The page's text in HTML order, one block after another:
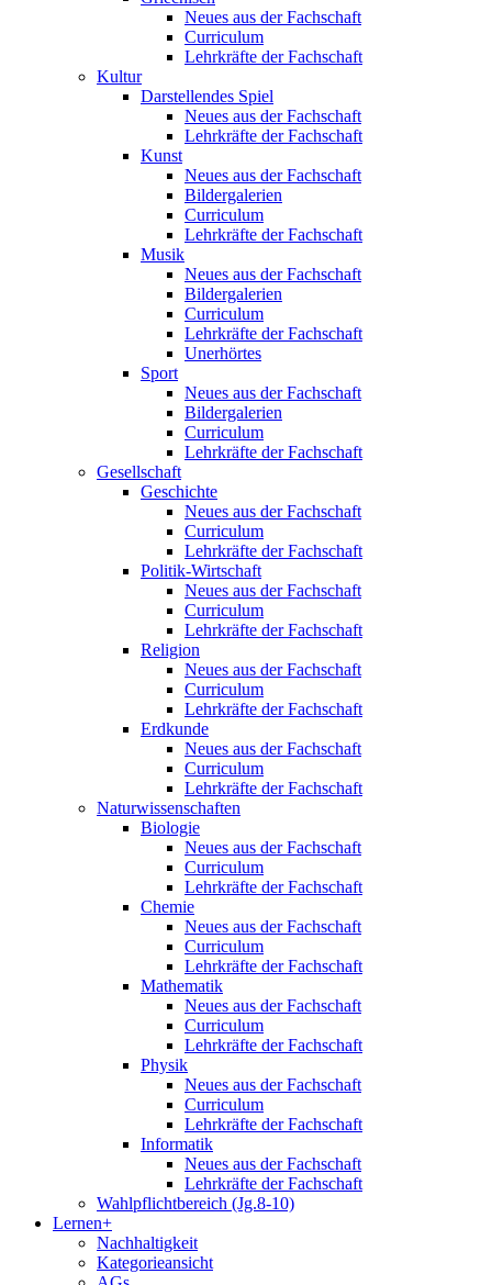
Neues aus der Fachschaft
Curriculum
Lehrkräfte der Fachschaft
Kultur
Darstellendes Spiel
Neues aus der Fachschaft
Lehrkräfte der Fachschaft
Kunst
Neues aus der Fachschaft
Bildergalerien
Curriculum
Lehrkräfte der Fachschaft
Musik
Neues aus der Fachschaft
Bildergalerien
Curriculum
Lehrkräfte der Fachschaft
Unerhörtes
Sport
Neues aus der Fachschaft
Bildergalerien
Curriculum
Lehrkräfte der Fachschaft
Gesellschaft
Geschichte
Neues aus der Fachschaft
Curriculum
Lehrkräfte der Fachschaft
Politik-Wirtschaft
Neues aus der Fachschaft
Curriculum
Lehrkräfte der Fachschaft
Religion
Neues aus der Fachschaft
Curriculum
Lehrkräfte der Fachschaft
Erdkunde
Neues aus der Fachschaft
Curriculum
Lehrkräfte der Fachschaft
Naturwissenschaften
Biologie
Neues aus der Fachschaft
Curriculum
Lehrkräfte der Fachschaft
Chemie
Neues aus der Fachschaft
Curriculum
Lehrkräfte der Fachschaft
Mathematik
Neues aus der Fachschaft
Curriculum
Lehrkräfte der Fachschaft
Physik
Neues aus der Fachschaft
Curriculum
Lehrkräfte der Fachschaft
Informatik
Neues aus der Fachschaft
Lehrkräfte der Fachschaft
Wahlpflichtbereich (Jg.8-10)
Lernen+
Nachhaltigkeit
Kategorieansicht